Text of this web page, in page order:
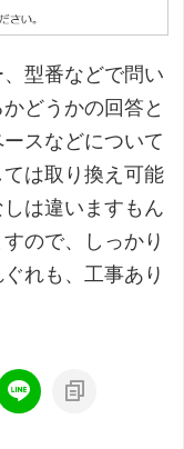
型番などで問い
どうかの回答と
スなどについて
は取り換え可能
は違いますもん
ので、しっかり
れも、工事あり